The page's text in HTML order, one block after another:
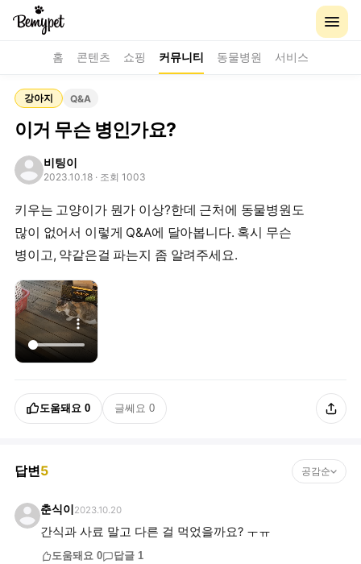
홈 콘텐츠 쇼핑 커뮤니티 동물병원 서비스
강아지 Q&A
이거 무슨 병인가요?
비팅이
2023.10.18 · 조회 1003
키우는 고양이가 뭔가 이상?한데 근처에 동물병원도
많이 없어서 이렇게 Q&A에 달아봅니다. 혹시 무슨
병이고, 약같은걸 파는지 좀 알려주세요.
도움돼요 0 글쎄요 0
답변5 공감순
춘식이 2023.10.20
간식과 사료 말고 다른 걸 먹었을까요? ㅜㅠ
도움돼요 0 답글 1